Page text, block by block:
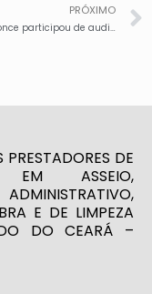
PRÓXIMO
Seeaconce participou de audiência pública no MPT, com diversas instituições assumindo compromisso de combater fraudes na contratação de terceirizados por cooperativas
DE
EM ASSEIO,
E DE LIMPEZA
DO CEARÁ –